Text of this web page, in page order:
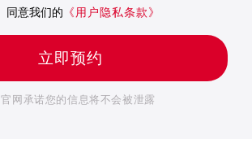
同意我们的 《用户隐私条款》
立即预约
官网承诺您的信息将不会被泄露